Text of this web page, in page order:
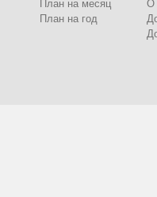
План на месяц
План на год
О